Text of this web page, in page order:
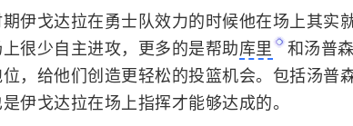
伊戈达拉在勇士队效力的时候他在场上其实
很少自主进攻，更多的是帮助库里
和汤普
，给他们创造更轻松的投篮机会。包括汤普
伊戈达拉在场上指挥才能够达成的。